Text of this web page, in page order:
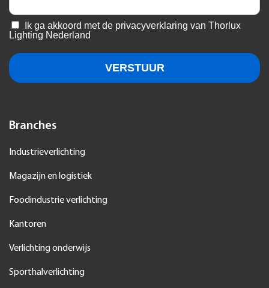
Branches
Industrieverlichting
Magazijn en logistiek
Foodindustrie verlichting
Kantoren
Verlichting onderwijs
Sporthalverlichting